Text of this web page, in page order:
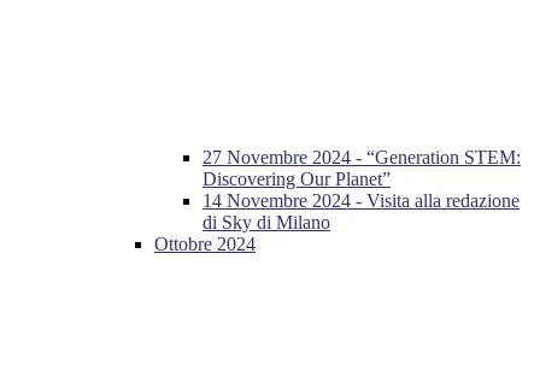
27 Novembre 2024 - “Generation STEM:
Discovering Our Planet”
14 Novembre 2024 - Visita alla redazione
di Sky di Milano
Ottobre 2024